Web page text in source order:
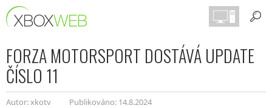
FORZA MOTORSPORT DOSTÁVÁ UPDATE
ČÍSLO 11
Autor: xkotv
Publikováno: 14.8.2024